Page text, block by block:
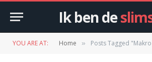
Ik ben de
YOU ARE AT: Home » Posts Tagged